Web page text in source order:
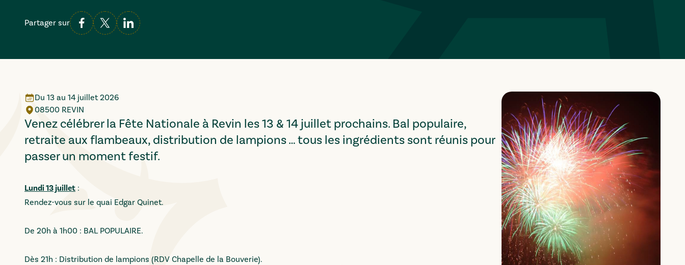
Partager sur
Du 13 au 14 juillet 2026
08500 REVIN
Venez célébrer la Fête Nationale à Revin les 13 & 14 juillet prochains. Bal populaire,
retraite aux flambeaux, distribution de lampions … tous les ingrédients sont réunis pour
passer un moment festif.
Lundi 13 juillet :
Rendez-vous sur le quai Edgar Quinet.
De 20h à 1h00 : BAL POPULAIRE.
Dès 21h : Distribution de lampions (RDV Chapelle de la Bouverie).